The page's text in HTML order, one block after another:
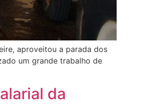
aproveitou a parada dos
um grande trabalho de
da